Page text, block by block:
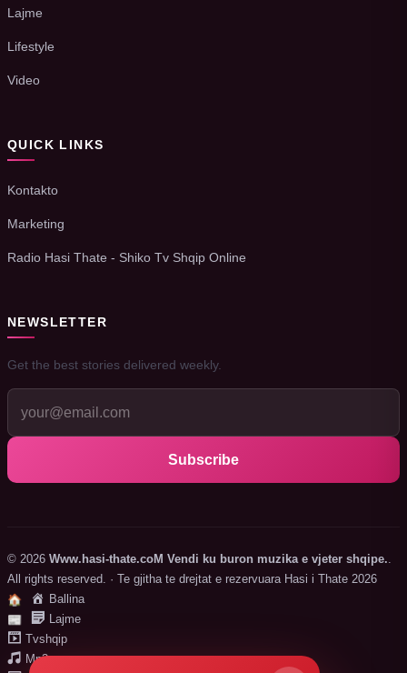
Lajme
Lifestyle
Video
QUICK LINKS
Kontakto
Marketing
Radio Hasi Thate - Shiko Tv Shqip Online
NEWSLETTER
Get the best stories delivered weekly.
Subscribe
© 2026 Www.hasi-thate.coM Vendi ku buron muzika e vjeter shqipe..
All rights reserved. · Te gjitha te drejtat e rezervuara Hasi i Thate 2026
🏠
Ballina
📰
Lajme
Tvshqip
Mp3